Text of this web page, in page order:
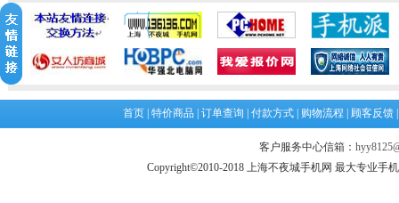
首页 特价商品 订单查询 付款方式 购物流程 顾客反馈
客户服务中心信箱：
Copyright©2010-2018 上海不夜城手机网 最大专业手